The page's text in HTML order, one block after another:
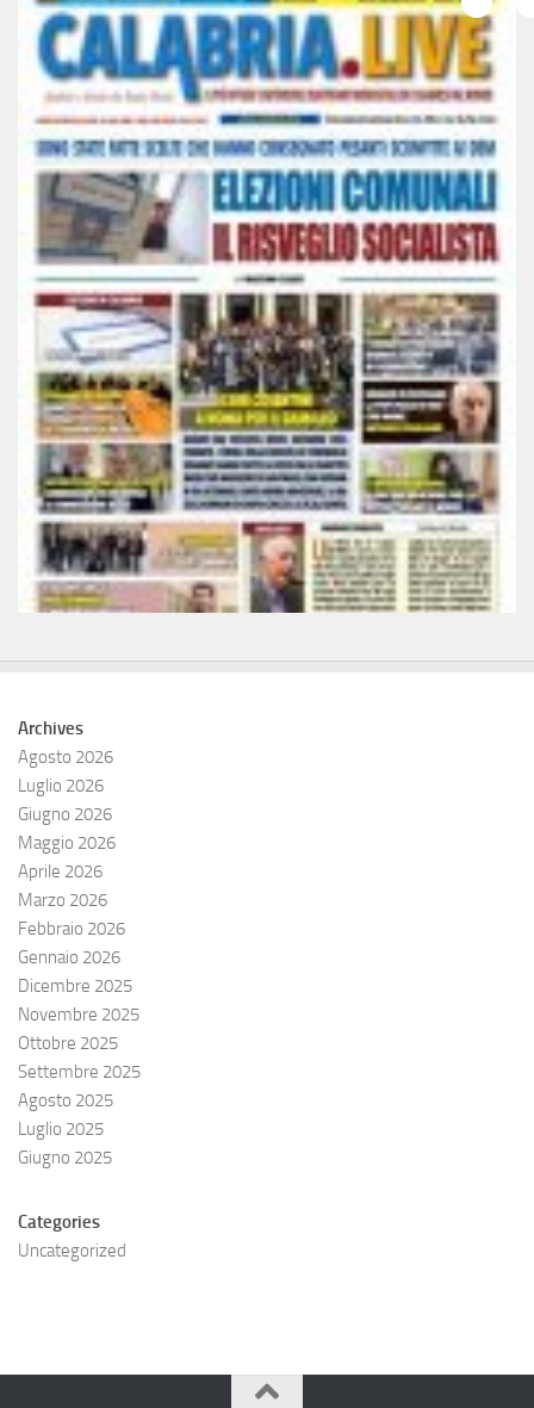
Archives
Agosto 2026
Luglio 2026
Giugno 2026
Maggio 2026
Aprile 2026
Marzo 2026
Febbraio 2026
Gennaio 2026
Dicembre 2025
Novembre 2025
Ottobre 2025
Settembre 2025
Agosto 2025
Luglio 2025
Giugno 2025
Categories
Uncategorized